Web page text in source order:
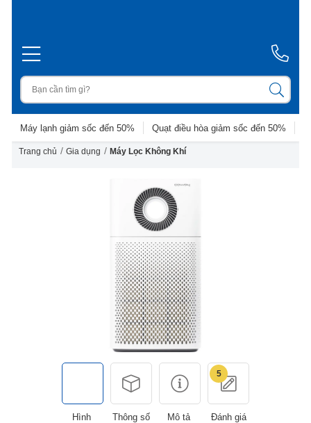
Máy lạnh giảm sốc đến 50% Quạt điều hòa giảm sốc đến 50%
Trang chủ / Gia dụng / Máy Lọc Không Khí
Hình
Thông số
Mô tả
5
Đánh giá